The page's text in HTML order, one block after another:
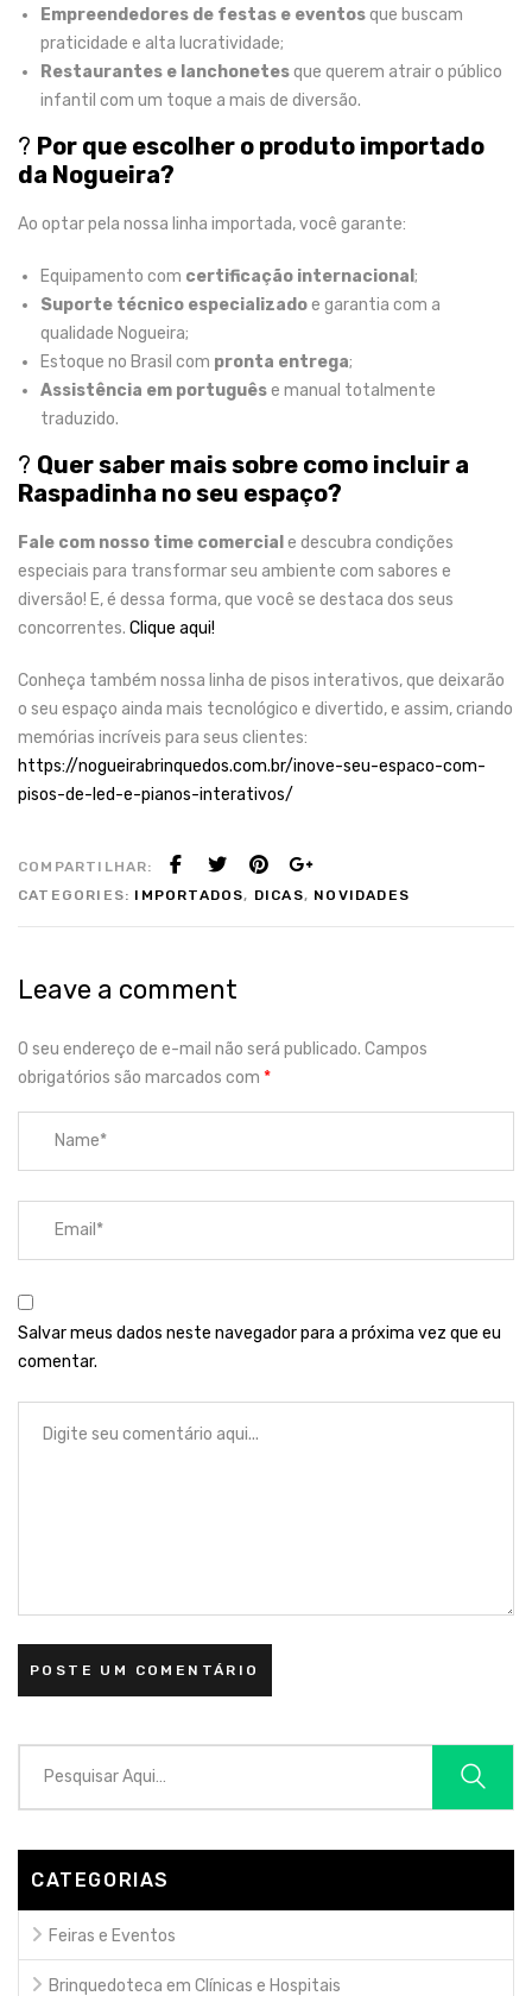
Empreendedores de festas e eventosque buscam
praticidade e alta lucratividade;
Restaurantes e lanchonetesque querem atrair o público
infantil com um toque a mais de diversão.
? Por que escolher o produto importado
da Nogueira?
Ao optar pela nossa linha importada, você garante:
Equipamento com certificação internacional ;
Suporte técnico especializadoe garantia com a
qualidade Nogueira;
Estoque no Brasil com pronta entrega;
Assistência em portuguêse manual totalmente
traduzido.
? Quer saber mais sobre como incluir a
Raspadinha no seu espaço?
Fale com nosso time comercial e descubra condições
especiais para transformar seu ambiente com sabores e
diversão! E, é dessa forma, que você se destaca dos seus
concorrentes. Clique aqui!
Conheça também nossa linha de pisos interativos, que deixarão
o seu espaço ainda mais tecnológico e divertido, e assim, criando
memórias incríveis para seus clientes:
https://nogueirabrinquedos.com.br/inove-seu-espaco-com-
pisos-de-led-e-pianos-interativos/
COMPARTILHAR:
CATEGORIES: IMPORTADOS, DICAS, NOVIDADES
Leave a comment
O seu endereço de e-mail não será publicado. Campos
obrigatórios são marcados com *
Salvar meus dados neste navegador para a próxima vez que eu
comentar.
CATEGORIAS
Feiras e Eventos
Brinquedoteca em Clínicas e Hospitais